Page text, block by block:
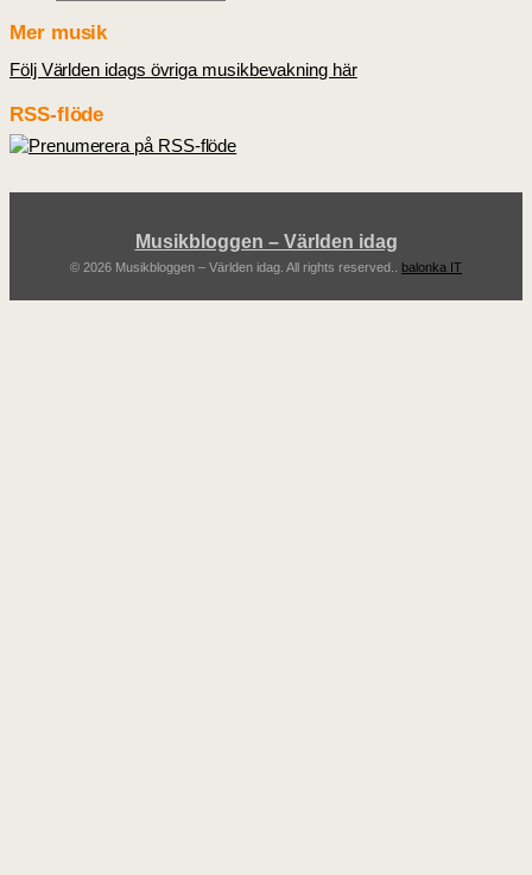
Mer musik
Följ Världen idags övriga musikbevakning här
RSS-flöde
Musikbloggen – Världen idag
© 2026 Musikbloggen – Världen idag. All rights reserved.. balonka IT